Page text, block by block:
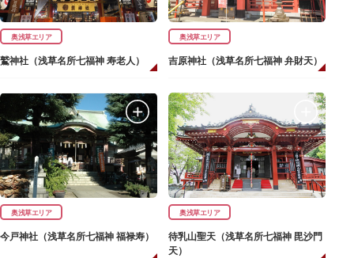
奥浅草エリア
鷲神社（浅草名所七福神 寿老人）
奥浅草エリア
吉原神社（浅草名所七福神 弁財天）
奥浅草エリア
今戸神社（浅草名所七福神 福禄寿）
奥浅草エリア
待乳山聖天（浅草名所七福神 毘沙門
天）